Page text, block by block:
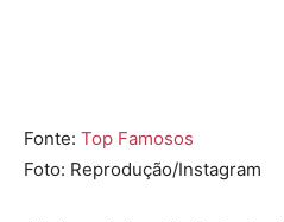
Fonte: Top Famosos
Foto: Reprodução/Instagram